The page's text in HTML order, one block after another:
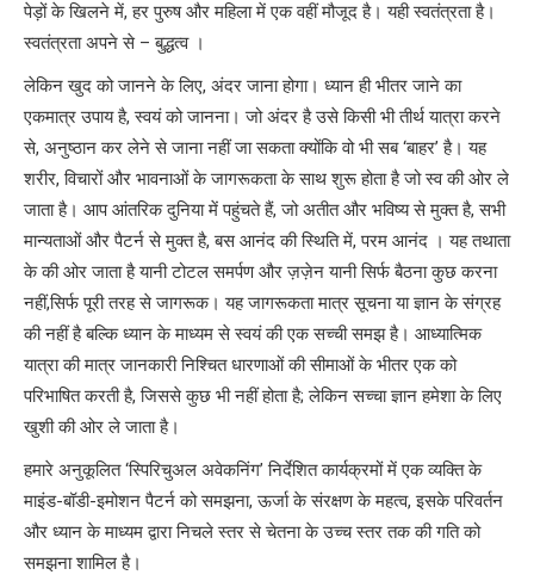
पेड़ों के खिलने में, हर पुरुष और महिला में एक वहीं मौजूद है। यही स्वतंत्रता है।
स्वतंत्रता अपने से – बुद्धत्व ।
लेकिन खुद को जानने के लिए, अंदर जाना होगा। ध्यान ही भीतर जाने का
एकमात्र उपाय है, स्वयं को जानना। जो अंदर है उसे किसी भी तीर्थ यात्रा करने
से, अनुष्ठान कर लेने से जाना नहीं जा सकता क्योंकि वो भी सब ‘बाहर’ है। यह
शरीर, विचारों और भावनाओं के जागरूकता के साथ शुरू होता है जो स्व की ओर ले
जाता है। आप आंतरिक दुनिया में पहुंचते हैं, जो अतीत और भविष्य से मुक्त है, सभी
मान्यताओं और पैटर्न से मुक्त है, बस आनंद की स्थिति में, परम आनंद । यह तथाता
के की ओर जाता है यानी टोटल समर्पण और ज़ज़ेन यानी सिर्फ बैठना कुछ करना
नहीं,सिर्फ पूरी तरह से जागरूक। यह जागरूकता मात्र सूचना या ज्ञान के संग्रह
की नहीं है बल्कि ध्यान के माध्यम से स्वयं की एक सच्ची समझ है। आध्यात्मिक
यात्रा की मात्र जानकारी निश्चित धारणाओं की सीमाओं के भीतर एक को
परिभाषित करती है, जिससे कुछ भी नहीं होता है; लेकिन सच्चा ज्ञान हमेशा के लिए
खुशी की ओर ले जाता है।
हमारे अनुकूलित ‘स्पिरिचुअल अवेकनिंग’ निर्देशित कार्यक्रमों में एक व्यक्ति के
माइंड-बॉडी-इमोशन पैटर्न को समझना, ऊर्जा के संरक्षण के महत्व, इसके परिवर्तन
और ध्यान के माध्यम द्वारा निचले स्तर से चेतना के उच्च स्तर तक की गति को
समझना शामिल है।